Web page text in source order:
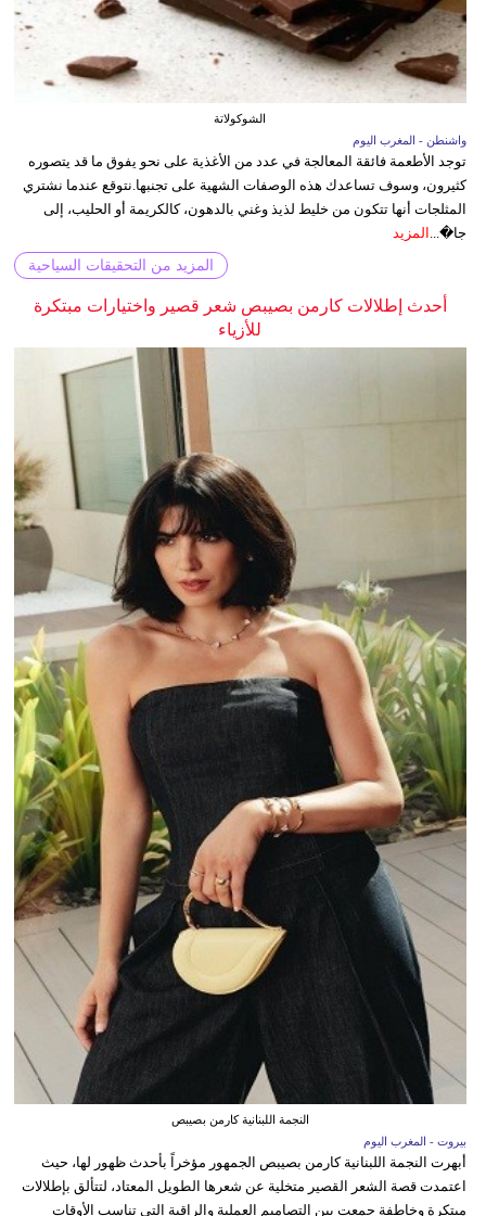
الشوكولاتة
واشنطن - المغرب اليوم
توجد الأطعمة فائقة المعالجة في عدد من الأغذية على نحو يفوق ما قد يتصوره
كثيرون، وسوف تساعدك هذه الوصفات الشهية على تجنبها.نتوقع عندما نشتري
المثلجات أنها تتكون من خليط لذيذ وغني بالدهون، كالكريمة أو الحليب، إلى
جا�... المزيد
المزيد من التحقيقات السياحية
أحدث إطلالات كارمن بصيبص شعر قصير واختيارات مبتكرة
للأزياء
النجمة اللبنانية كارمن بصيبص
بيروت - المغرب اليوم
أبهرت النجمة اللبنانية كارمن بصيبص الجمهور مؤخراً بأحدث ظهور لها، حيث
اعتمدت قصة الشعر القصير متخلية عن شعرها الطويل المعتاد، لتتألق بإطلالات
مبتكرة وخاطفة جمعت بين التصاميم العملية والراقية التي تناسب الأوقات